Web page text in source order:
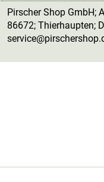
Pirscher Shop GmbH;
86672; Thierhaupten;